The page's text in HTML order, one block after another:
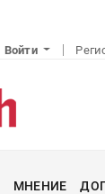
Войти
МНЕНИЕ